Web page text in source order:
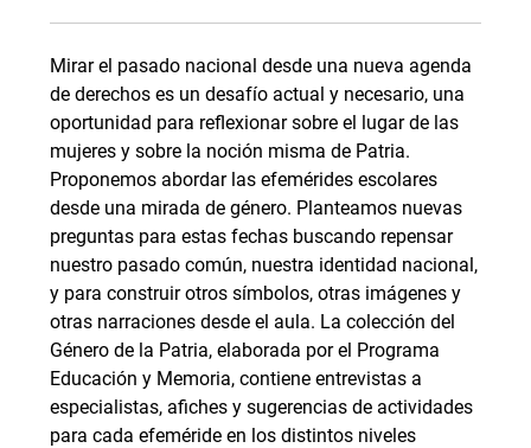
Mirar el pasado nacional desde una nueva agenda
de derechos es un desafío actual y necesario, una
oportunidad para reflexionar sobre el lugar de las
mujeres y sobre la noción misma de Patria.
Proponemos abordar las efemérides escolares
desde una mirada de género. Planteamos nuevas
preguntas para estas fechas buscando repensar
nuestro pasado común, nuestra identidad nacional,
y para construir otros símbolos, otras imágenes y
otras narraciones desde el aula. La colección del
Género de la Patria, elaborada por el Programa
Educación y Memoria, contiene entrevistas a
especialistas, afiches y sugerencias de actividades
para cada efeméride en los distintos niveles